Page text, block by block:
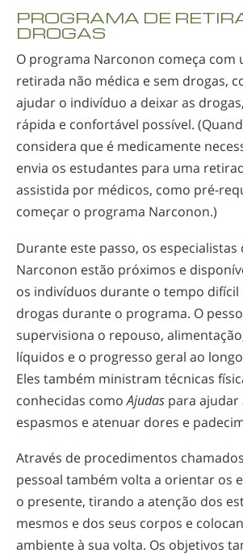
PROGRAMA DE
DROGAS
O programa Narconon começa com
retirada não médica e sem drogas,
ajudar o indivíduo a deixar as
rápida e confortável possível.
considera que é medicamente
envia os estudantes para uma
assistida por médicos, como pré-
começar o programa Narconon.)
Durante este passo, os
Narconon estão próximos e
os indivíduos durante o tempo difícil
drogas durante o programa. O
supervisiona o repouso,
líquidos e o progresso geral ao
Eles também ministram técnicas
conhecidas comoAjudas para ajudar
espasmos e atenuar dores e
Através de procedimentos chamados
pessoal também volta a orientar os
o presente, tirando a atenção dos
mesmos e dos seus corpos e
ambiente à sua volta. Os objetivos